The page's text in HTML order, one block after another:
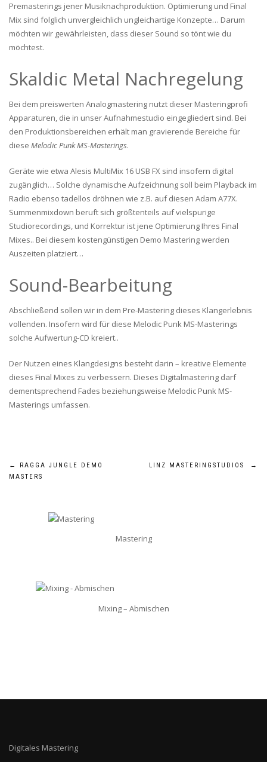
Premasterings jener Musiknachproduktion. Optimierung und Final
Mix sind folglich unvergleichlich ungleichartige Konzepte… Darum
möchten wir gewährleisten, dass dieser Sound so tönt wie du
möchtest.
Skaldic Metal Nachregelung
Bei dem preiswerten Analogmastering nutzt dieser Masteringprofi
Apparaturen, die in unser Aufnahmestudio eingegliedert sind. Bei
den Produktionsbereichen erhält man gravierende Bereiche für
diese Melodic Punk MS-Masterings.
Geräte wie etwa Alesis MultiMix 16 USB FX sind insofern digital
zugänglich… Solche dynamische Aufzeichnung soll beim Playback im
Radio ebenso tadellos dröhnen wie z.B. auf diesen Adam A77X.
Summenmixdown beruft sich größtenteils auf vielspurige
Studiorecordings, und Korrektur ist jene Optimierung Ihres Final
Mixes.. Bei diesem kostengünstigen Demo Mastering werden
Auszeiten platziert…
Sound-Bearbeitung
Abschließend sollen wir in dem Pre-Mastering dieses Klangerlebnis
vollenden. Insofern wird für diese Melodic Punk MS-Masterings
solche Aufwertung-CD kreiert..
Der Nutzen eines Klangdesigns besteht darin – kreative Elemente
dieses Final Mixes zu verbessern. Dieses Digitalmastering darf
dementsprechend Fades beziehungsweise Melodic Punk MS-
Masterings umfassen.
BEITRAGSNAVIGATION
←
RAGGA JUNGLE DEMO
MASTERS
LINZ MASTERINGSTUDIOS →
Mastering
Mixing – Abmischen
Digitales Mastering